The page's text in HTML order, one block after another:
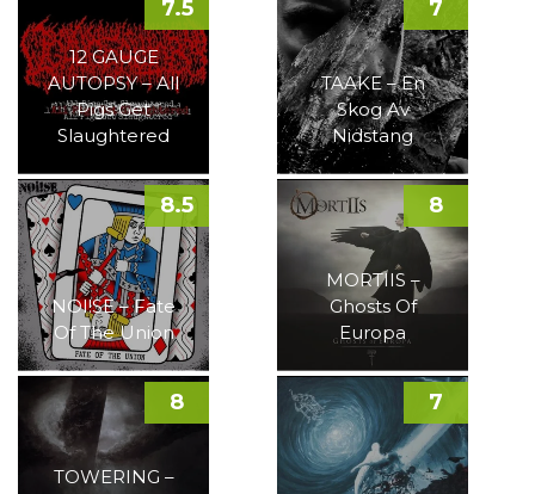
12 GAUGE
AUTOPSY – All
Pigs Get
Slaughtered
7.5
TAAKE – En
Skog Av
Nidstang
7
NOI!SE – Fate
Of The Union
8.5
MORTIIS –
Ghosts Of
Europa
8
TOWERING –
8 7